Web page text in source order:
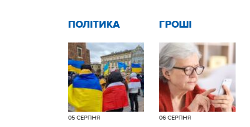
ПОЛІТИКА
05 СЕРПНЯ
ГРОШІ
06 СЕРПНЯ